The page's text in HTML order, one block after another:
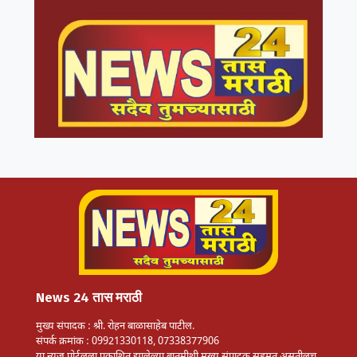
News 24 तास मराठी
मुख्य संपादक : श्री. रोहन बाळासाहेब पाटील.
संपर्क क्रमांक : 09921330118, 07338377906